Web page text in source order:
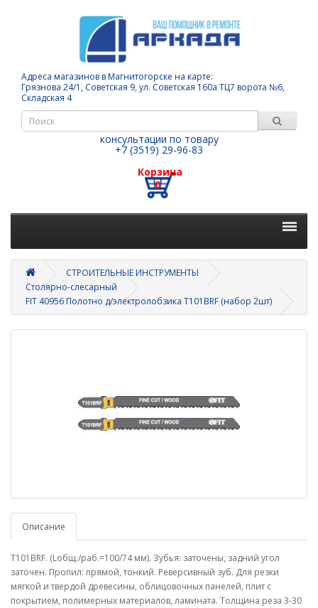
Адреса магазинов в Магнитогорске на карте:
Грязнова 24/1, Советская 9, ул. Советская 160а ТЦ7 ворота №6,
Складская 4
консультации по товару
+7 (3519) 29-96-83
Корзина
0
СТРОИТЕЛЬНЫЕ ИНСТРУМЕНТЫ
Столярно-слесарный
FIT 40956 Полотно д/электролобзика T101BRF (набор 2шт)
Описание
T101BRF. (Lобщ./раб.=100/74 мм). Зубья: заточены, задний угол
заточен. Пропил: прямой, тонкий. Реверсивный зуб. Для резки
мягкой и твердой древесины, облицовочных панелей, плит с
покрытием, полимерных материалов, ламината. Толщина реза 3-30